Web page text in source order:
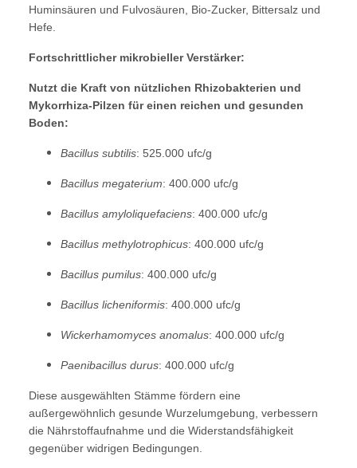
Huminsäuren und Fulvosäuren, Bio-Zucker, Bittersalz und
Hefe.
Fortschrittlicher mikrobieller Verstärker:
Nutzt die Kraft von nützlichen Rhizobakterien und
Mykorrhiza-Pilzen für einen reichen und gesunden
Boden:
Bacillus subtilis: 525.000 ufc/g
Bacillus megaterium: 400.000 ufc/g
Bacillus amyloliquefaciens: 400.000 ufc/g
Bacillus methylotrophicus: 400.000 ufc/g
Bacillus pumilus: 400.000 ufc/g
Bacillus licheniformis: 400.000 ufc/g
Wickerhamomyces anomalus: 400.000 ufc/g
Paenibacillus durus: 400.000 ufc/g
Diese ausgewählten Stämme fördern eine
außergewöhnlich gesunde Wurzelumgebung, verbessern
die Nährstoffaufnahme und die Widerstandsfähigkeit
gegenüber widrigen Bedingungen.